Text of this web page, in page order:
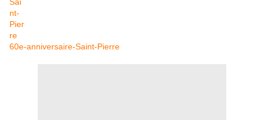
60e-anniversaire-Saint-Pierre